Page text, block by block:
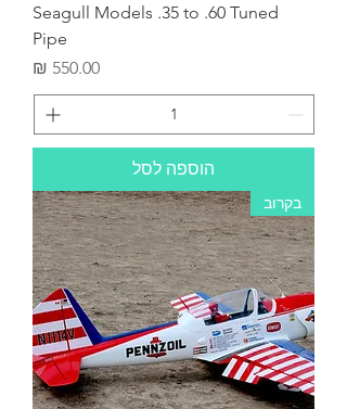
Seagull Models .35 to .60 Tuned
Pipe
מחיר
הוספה לסל
בקרוב